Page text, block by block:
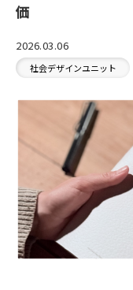
価
2026.03.06
社会デザインユニット